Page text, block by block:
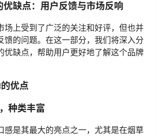
优缺点：用户反馈与市场反响
场上受到了广泛的关注和好评，但也并
馈的问题。在这一部分，我们将深入分
优缺点，帮助用户更好地了解这个品牌
优点
种类丰富
感是其最大的亮点之一，尤其是在烟草